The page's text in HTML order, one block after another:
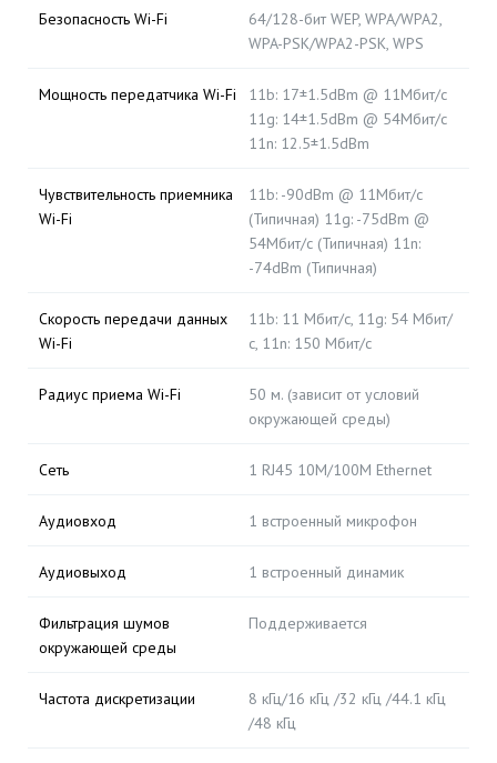
Безопасность Wi-Fi
64/128-бит WEP, WPA/WPA2,
WPA-PSK/WPA2-PSK, WPS
Мощность передатчика Wi-Fi
11b: 17±1.5dBm @ 11Мбит/с
11g: 14±1.5dBm @ 54Мбит/с
11n: 12.5±1.5dBm
Чувствительность приемника
Wi-Fi
11b: -90dBm @ 11Мбит/с
(Типичная) 11g: -75dBm @
54Мбит/с (Типичная) 11n:
-74dBm (Типичная)
Скорость передачи данных
Wi-Fi
11b: 11 Мбит/с, 11g: 54 Мбит/
с, 11n: 150 Мбит/с
Радиус приема Wi-Fi
50 м. (зависит от условий
окружающей среды)
Сеть 1 RJ45 10M/100M Ethernet
Аудиовход 1 встроенный микрофон
Аудиовыход 1 встроенный динамик
Фильтрация шумов
окружающей среды
Поддерживается
Частота дискретизации
8 кГц/16 кГц /32 кГц /44.1 кГц
/48 кГц